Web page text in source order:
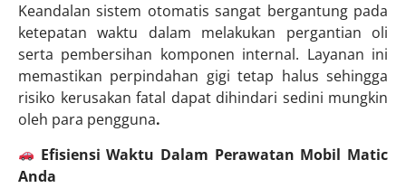
Keandalan sistem otomatis sangat bergantung pada
ketepatan waktu dalam melakukan pergantian oli
serta pembersihan komponen internal. Layanan ini
memastikan perpindahan gigi tetap halus sehingga
risiko kerusakan fatal dapat dihindari sedini mungkin
oleh para pengguna.
Efisiensi Waktu Dalam Perawatan Mobil Matic
Anda